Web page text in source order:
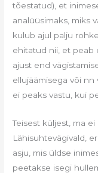
tõestatud), et
analüüsimaks, miks
kulub ajul palju
ehitatud nii, et peab
ajust end
ellujäämisega või nn
ei peaks vastu, kui
Teisest küljest, ma ei
Lähisuhtevägivald,
asju, mis üldse
peetakse isegi